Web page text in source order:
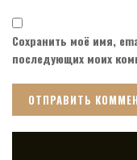
Сохранить моё имя,
последующих моих